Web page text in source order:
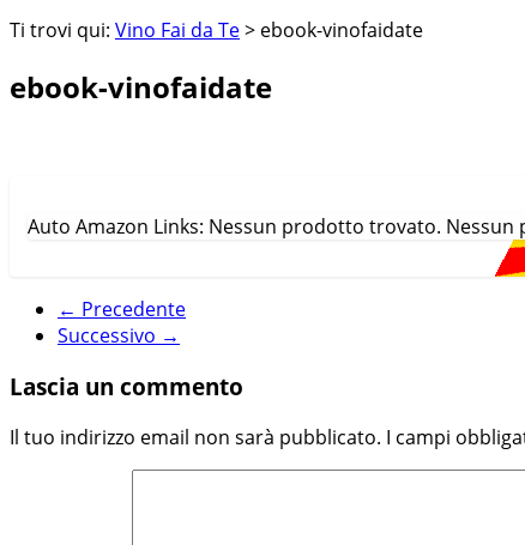
Ti trovi qui: Vino Fai da Te> ebook-vinofaidate
ebook-vinofaidate
Auto Amazon Links: Nessun prodotto trovato.
← Precedente
Successivo →
Lascia un commento
Il tuo indirizzo email non sarà pubblicato. I campi